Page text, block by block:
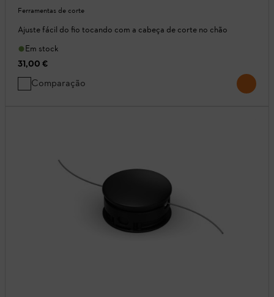
Ferramentas de corte
Ajuste fácil do fio tocando com a cabeça de corte no chão
Em stock
31,00 €
Comparação